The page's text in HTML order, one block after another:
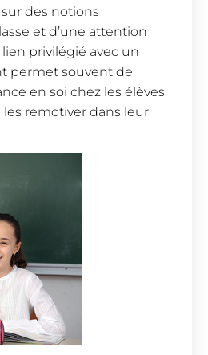
des notions
et d’une attention
privilégié avec un
permet souvent de
en soi chez les élèves
remotiver dans leur